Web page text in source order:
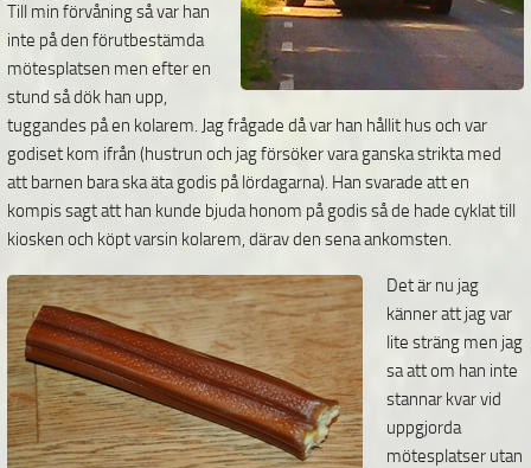
Till min förvåning så var han
inte på den förutbestämda
mötesplatsen men efter en
stund så dök han upp,
tuggandes på en kolarem. Jag frågade då var han hållit hus och var
godiset kom ifrån (hustrun och jag försöker vara ganska strikta med
att barnen bara ska äta godis på lördagarna). Han svarade att en
kompis sagt att han kunde bjuda honom på godis så de hade cyklat till
kiosken och köpt varsin kolarem, därav den sena ankomsten.
Det är nu jag
känner att jag var
lite sträng men jag
sa att om han inte
stannar kvar vid
uppgjorda
mötesplatser utan